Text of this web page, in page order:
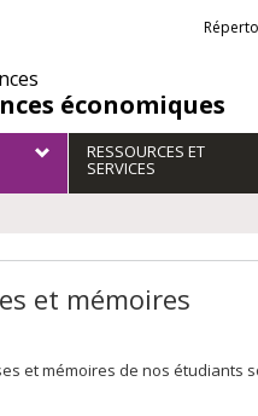
économiques
Liens
RESSOURCES ET
SERVICES
et mémoires
et mémoires de nos étudiants